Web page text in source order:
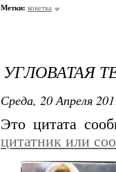
Метки: кокетка
УГЛОВАТАЯ
Среда, 20 Апреля
Это цитата
цитатник или